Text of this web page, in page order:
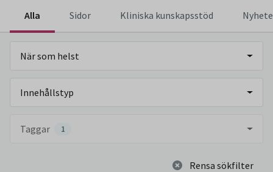
Alla Sidor Kliniska kunskapsstöd
När som helst
Innehållstyp
Taggar 1
Rensa sökfilter